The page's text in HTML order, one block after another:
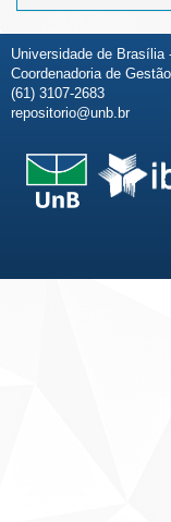
Universidade de Brasília
Coordenadoria de
(61) 3107-2683
repositorio@unb.br